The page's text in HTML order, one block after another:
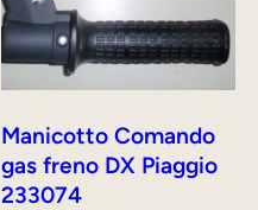
Manicotto Comando
gas freno DX Piaggio
233074